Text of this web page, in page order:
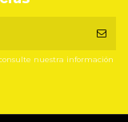
nuestra información